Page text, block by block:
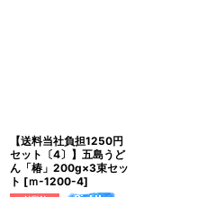
【送料当社負担1250円
セット〔4〕】五島うど
ん「椿」200g×3束セッ
ト [ｍ-1200-4]